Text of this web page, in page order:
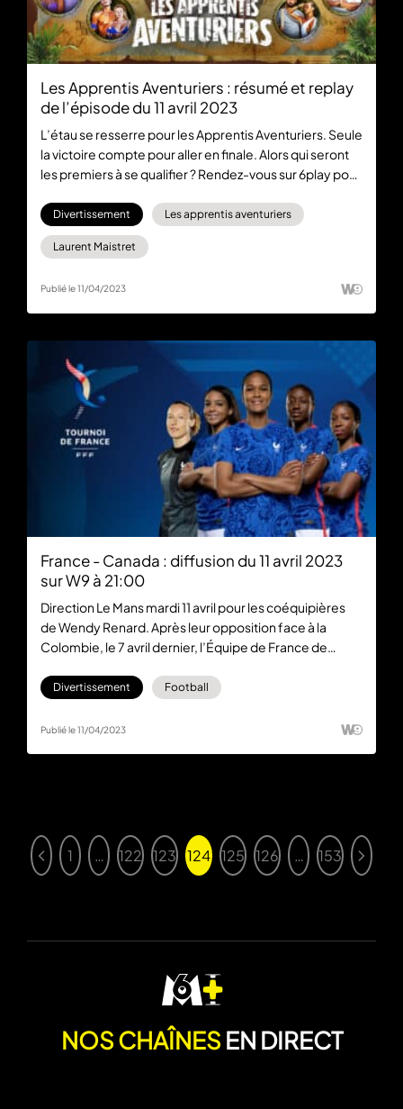
Les Apprentis Aventuriers : résumé et replay
de l’épisode du 11 avril 2023
L’étau se resserre pour les Apprentis Aventuriers. Seule
la victoire compte pour aller en finale. Alors qui seront
les premiers à se qualifier ? Rendez-vous sur 6play pour
Vous pouvez également vous abonner à 6play max
pour voir le prochain épisode en avant-première et
connaître le nom des finalistes de la saison 6.
Divertissement Les apprentis aventuriers
Laurent Maistret
Publié le 11/04/2023
France - Canada : diffusion du 11 avril 2023
sur W9 à 21:00
Direction Le Mans mardi 11 avril pour les coéquipières
de Wendy Renard. Après leur opposition face à la
Colombie, le 7 avril dernier, l’Équipe de France de
préparation avant la Coupe du Monde. La rencontre est
gratuitement en ligne via 6play.
Divertissement Football
Publié le 11/04/2023
1 … 122 123 124 125 126 … 153
NOS CHAÎNESEN DIRECT